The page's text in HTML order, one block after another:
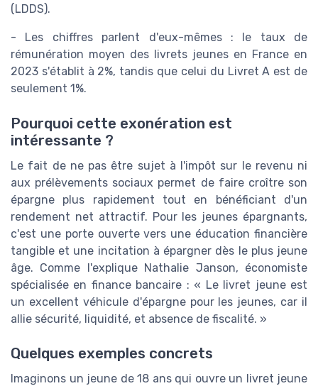
(LDDS).
- Les chiffres parlent d'eux-mêmes : le taux de
rémunération moyen des livrets jeunes en France en
2023 s'établit à 2%, tandis que celui du Livret A est de
seulement 1%.
Pourquoi cette exonération est
intéressante ?
Le fait de ne pas être sujet à l'impôt sur le revenu ni
aux prélèvements sociaux permet de faire croître son
épargne plus rapidement tout en bénéficiant d'un
rendement net attractif. Pour les jeunes épargnants,
c'est une porte ouverte vers une éducation financière
tangible et une incitation à épargner dès le plus jeune
âge. Comme l'explique Nathalie Janson, économiste
spécialisée en finance bancaire : « Le livret jeune est
un excellent véhicule d'épargne pour les jeunes, car il
allie sécurité, liquidité, et absence de fiscalité. »
Quelques exemples concrets
Imaginons un jeune de 18 ans qui ouvre un livret jeune